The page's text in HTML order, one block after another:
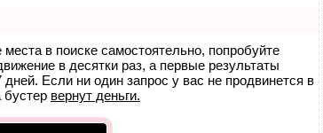
в поиске самостоятельно, попробуйте
в десятки раз, а первые результаты
Если ни один запрос у вас не продвинется в
бустер вернут деньги.